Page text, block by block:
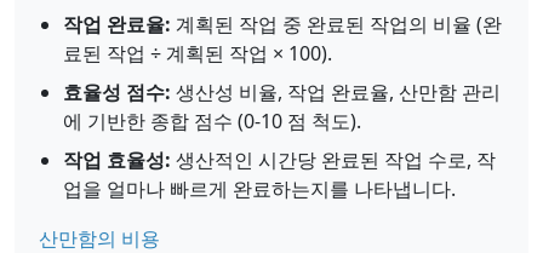
작업 완료율: 계획된 작업 중 완료된 작업의 비율 (완
료된 작업 ÷ 계획된 작업 × 100).
효율성 점수: 생산성 비율, 작업 완료율, 산만함 관리
에 기반한 종합 점수 (0-10 점 척도).
작업 효율성: 생산적인 시간당 완료된 작업 수로, 작
업을 얼마나 빠르게 완료하는지를 나타냅니다.
산만함의 비용